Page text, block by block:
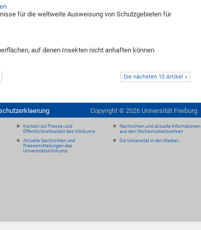
für die weltweite Ausweisung von Schutzgebieten für
auf denen Insekten nicht anhaften können
Die nächsten 10 Artikel »
Copyright © 2026 Universität Freiburg
Kontakt zur Presse- und
Öffentlichkeitsarbeit des Klinikums
Aktuelle Nachrichten und
Pressemitteilungen des
Universitätsklinikums
Nachrichten und aktuelle Informationen
aus den Hochschulnetzwerken
Die Universität in den Medien